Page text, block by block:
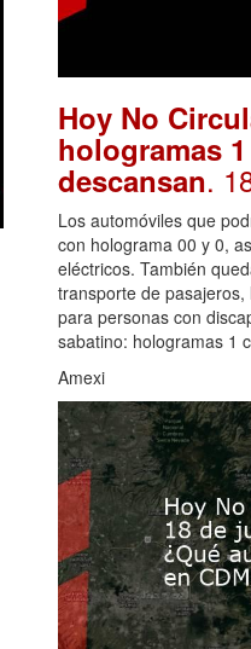
Hoy No
hologramas
descansan.
Los automóviles que
con holograma 00 y 0,
eléctricos. También
transporte de
para personas con
sabatino: hologramas 1
Amexi